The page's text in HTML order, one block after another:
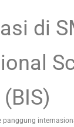
di
panggung